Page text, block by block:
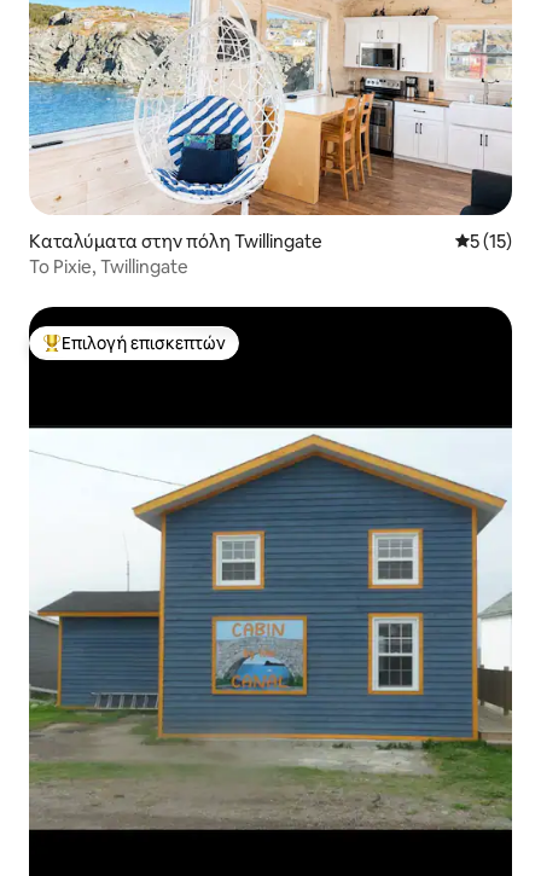
Καταλύματα στην πόλη Twillingate Μέση
5 (15)
Το Pixie, Twillingate
Κορυφαία επιλογή επισκεπτών
Επιλογή επισκεπτών